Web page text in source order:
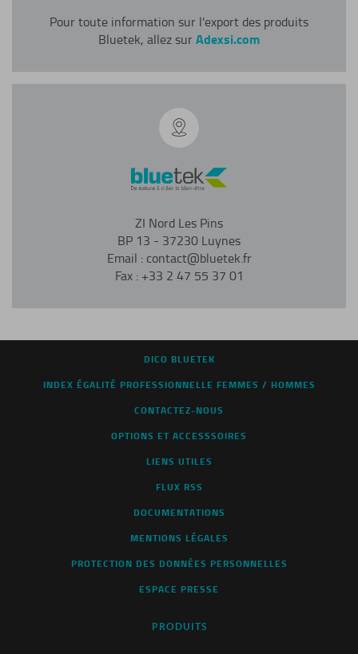
Pour toute information sur l'export des produits
Bluetek, allez surAdexsi.com
ZI Nord Les Pins
BP 13 - 37230 Luynes
Email : contact@bluetek.fr
Fax : +33 2 47 55 37 01
DICO BLUETEK
INDEX ÉGALITÉ PROFESSIONNELLE FEMMES / HOMMES
CONTACTEZ-NOUS
OPTIONS ET ACCESSSOIRES
LIENS UTILES
FLUX RSS
DOCUMENTATIONS
MENTIONS LÉGALES
PROTECTION DES DONNÉES PERSONNELLES
ESPACE PRESSE
PRODUITS